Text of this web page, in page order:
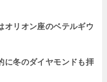
オリオン座のベテルギウ
に冬のダイヤモンドも拝